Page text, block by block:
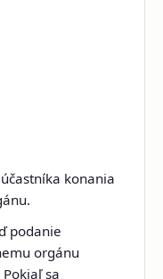
konania
podanie
orgánu
sa